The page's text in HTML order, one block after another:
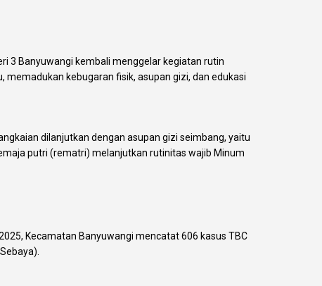
3 Banyuwangi kembali menggelar kegiatan rutin
memadukan kebugaran fisik, asupan gizi, dan edukasi
dilanjutkan dengan asupan gizi seimbang, yaitu
putri (rematri) melanjutkan rutinitas wajib Minum
Kecamatan Banyuwangi mencatat 606 kasus TBC